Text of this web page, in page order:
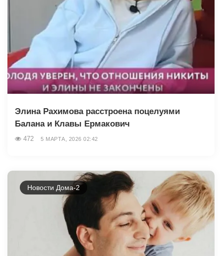
Элина Рахимова расстроена поцелуями
Балана и Клавы Ермакович
472 5 МАРТА, 2026 02:42
Новости Дома-2